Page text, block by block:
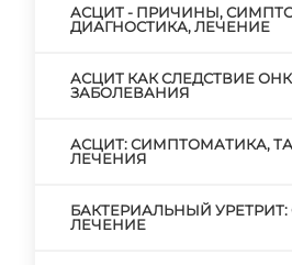
АСЦИТ - ПРИЧИНЫ,
ДИАГНОСТИКА, ЛЕЧЕНИЕ
АСЦИТ КАК СЛЕДСТВИЕ
ЗАБОЛЕВАНИЯ
АСЦИТ: СИМПТОМАТИКА,
ЛЕЧЕНИЯ
БАКТЕРИАЛЬНЫЙ
ЛЕЧЕНИЕ